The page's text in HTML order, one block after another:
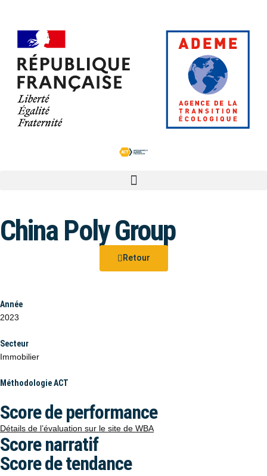
China Poly Group
Retour
Année
2023
Secteur
Immobilier
Méthodologie ACT
Score de performance
Détails de l’évaluation sur le site de WBA
Score narratif
Score de tendance